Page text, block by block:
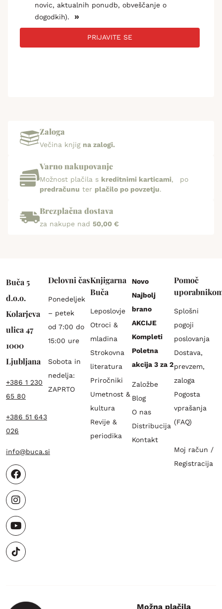
novic, aktualnih ponudb, obveščanje o
dogodkih).
»
PRIJAVITE SE
Zaloga
Večina knjig na zalogi.
Varno nakupovanje
Možnost plačila s kreditnimi karticami, po
predračunu ter plačilo po povzetju.
Brezplačna dostava
za nakupe nad 50,00 €
Buča 5
d.o.o.
Kolarjeva
ulica 47
1000
Ljubljana
+386 1 230
65 80
+386 51 643
026
info@buca.si
Delovni čas
Ponedeljek
– petek
od 7:00 do
15:00 ure
Sobota in
nedelja:
ZAPRTO
Knjigarna
Buča
Leposlovje
Otroci &
mladina
Strokovna
literatura
Priročniki
Umetnost &
kultura
Revije &
periodika
Novo
Najbolj
brano
AKCIJE
Kompleti
Poletna
akcija 3 za 2
Založbe
Blog
O nas
Distribucija
Kontakt
Pomoč
Splošni
pogoji
poslovanja
Dostava,
prevzem,
zaloga
Pogosta
vprašanja
(FAQ)
Moj račun /
Registracija
Možna plačila